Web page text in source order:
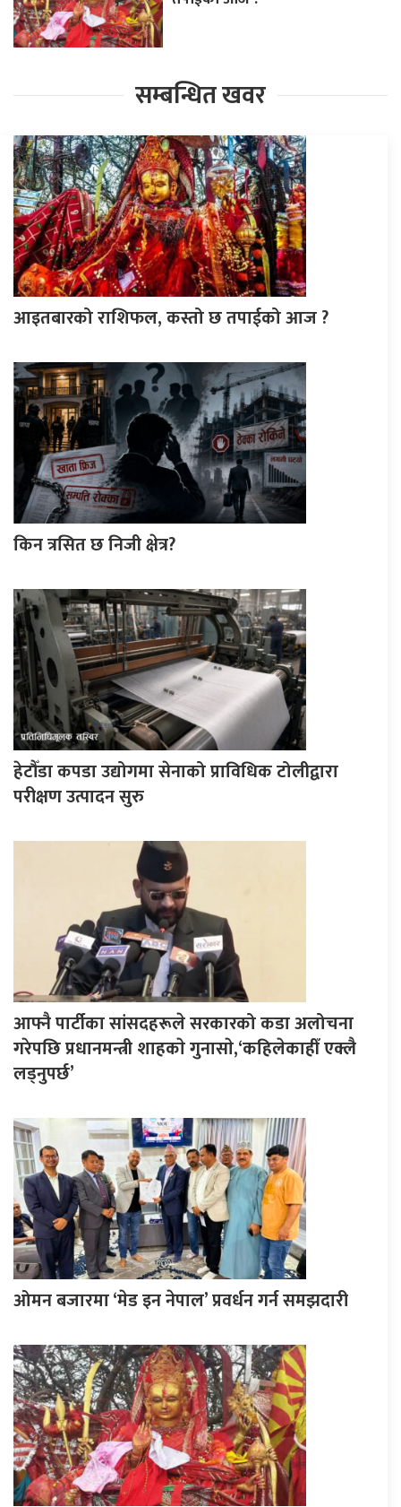
सम्बन्धित खवर
आइतबारको राशिफल, कस्तो छ तपाईको आज ?
किन त्रसित छ निजी क्षेत्र?
हेटौँडा कपडा उद्योगमा सेनाको प्राविधिक टोलीद्वारा
परीक्षण उत्पादन सुरु
आफ्नै पार्टीका सांसदहरूले सरकारको कडा अलोचना
गरेपछि प्रधानमन्त्री शाहकाे गुनासाे,‘कहिलेकाहीँ एक्लै
लड्नुपर्छ’
ओमन बजारमा ‘मेड इन नेपाल’ प्रवर्धन गर्न समझदारी